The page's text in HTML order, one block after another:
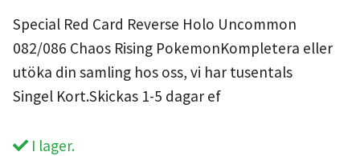
Special Red Card Reverse Holo Uncommon
082/086 Chaos Rising PokemonKompletera eller
utöka din samling hos oss, vi har tusentals
Singel Kort.Skickas 1-5 dagar ef
I lager.